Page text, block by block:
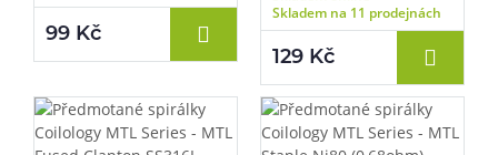
ks.
99 Kč
vaping, vnitřní průměr
ks.
Skladem na 11 prodejnách
129 Kč